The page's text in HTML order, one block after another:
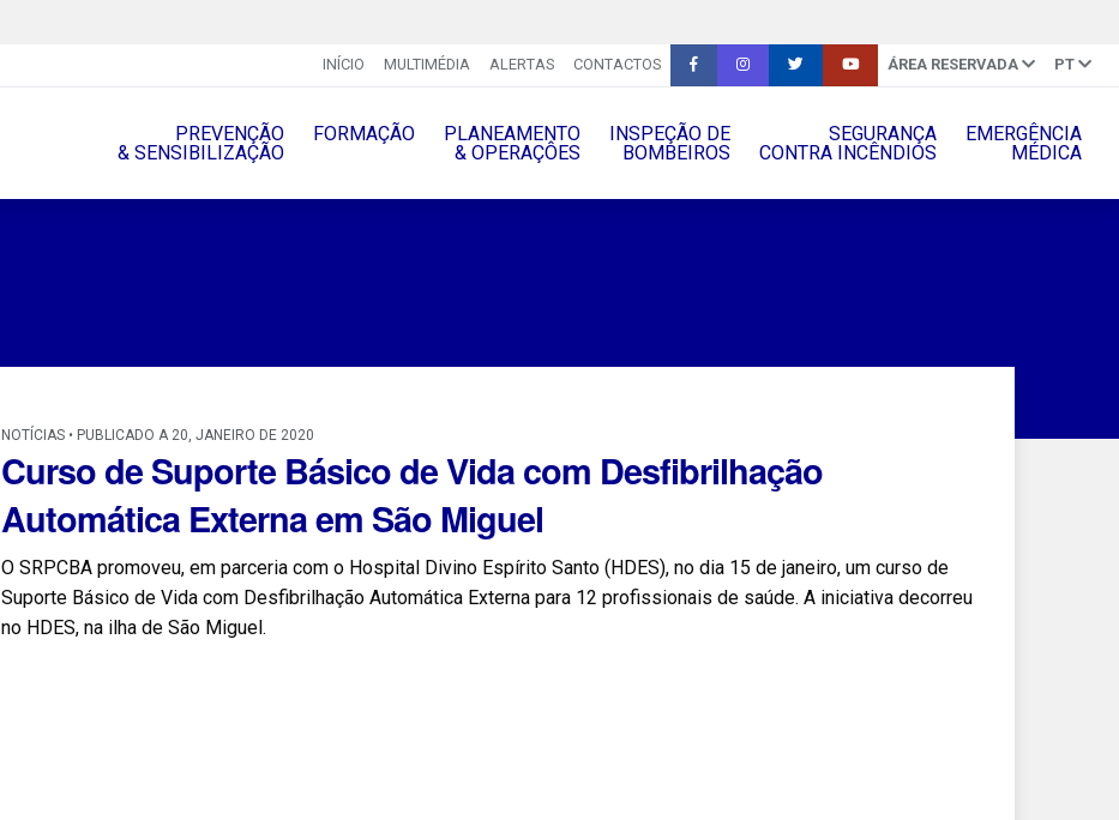
INÍCIO MULTIMÉDIA ALERTAS CONTACTOS ÁREA RESERVADA PT
PREVENÇÃO
& SENSIBILIZAÇÃO
FORMAÇÃO
PLANEAMENTO
& OPERAÇÔES
INSPEÇÃO DE
BOMBEIROS
SEGURANÇA
CONTRA INCÊNDIOS
EMERGÊNCIA
MÉDICA
NOTÍCIAS • PUBLICADO A 20, JANEIRO DE 2020
Curso de Suporte Básico de Vida com Desfibrilhação
Automática Externa em São Miguel
O SRPCBA promoveu, em parceria com o Hospital Divino Espírito Santo (HDES), no dia 15 de janeiro, um curso de
Suporte Básico de Vida com Desfibrilhação Automática Externa para 12 profissionais de saúde. A iniciativa decorreu
no HDES, na ilha de São Miguel.